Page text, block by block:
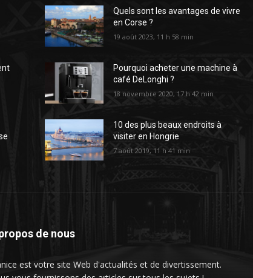
Quels sont les avantages de vivre
en Corse ?
19 août 2023, 11 h 58 min
Pourquoi acheter une machine à
café DeLonghi ?
18 novembre 2020, 17 h 42 min
10 des plus beaux endroits à
visiter en Hongrie
7 août 2019, 11 h 41 min
de nous
est votre site Web d'actualités et de divertissement.